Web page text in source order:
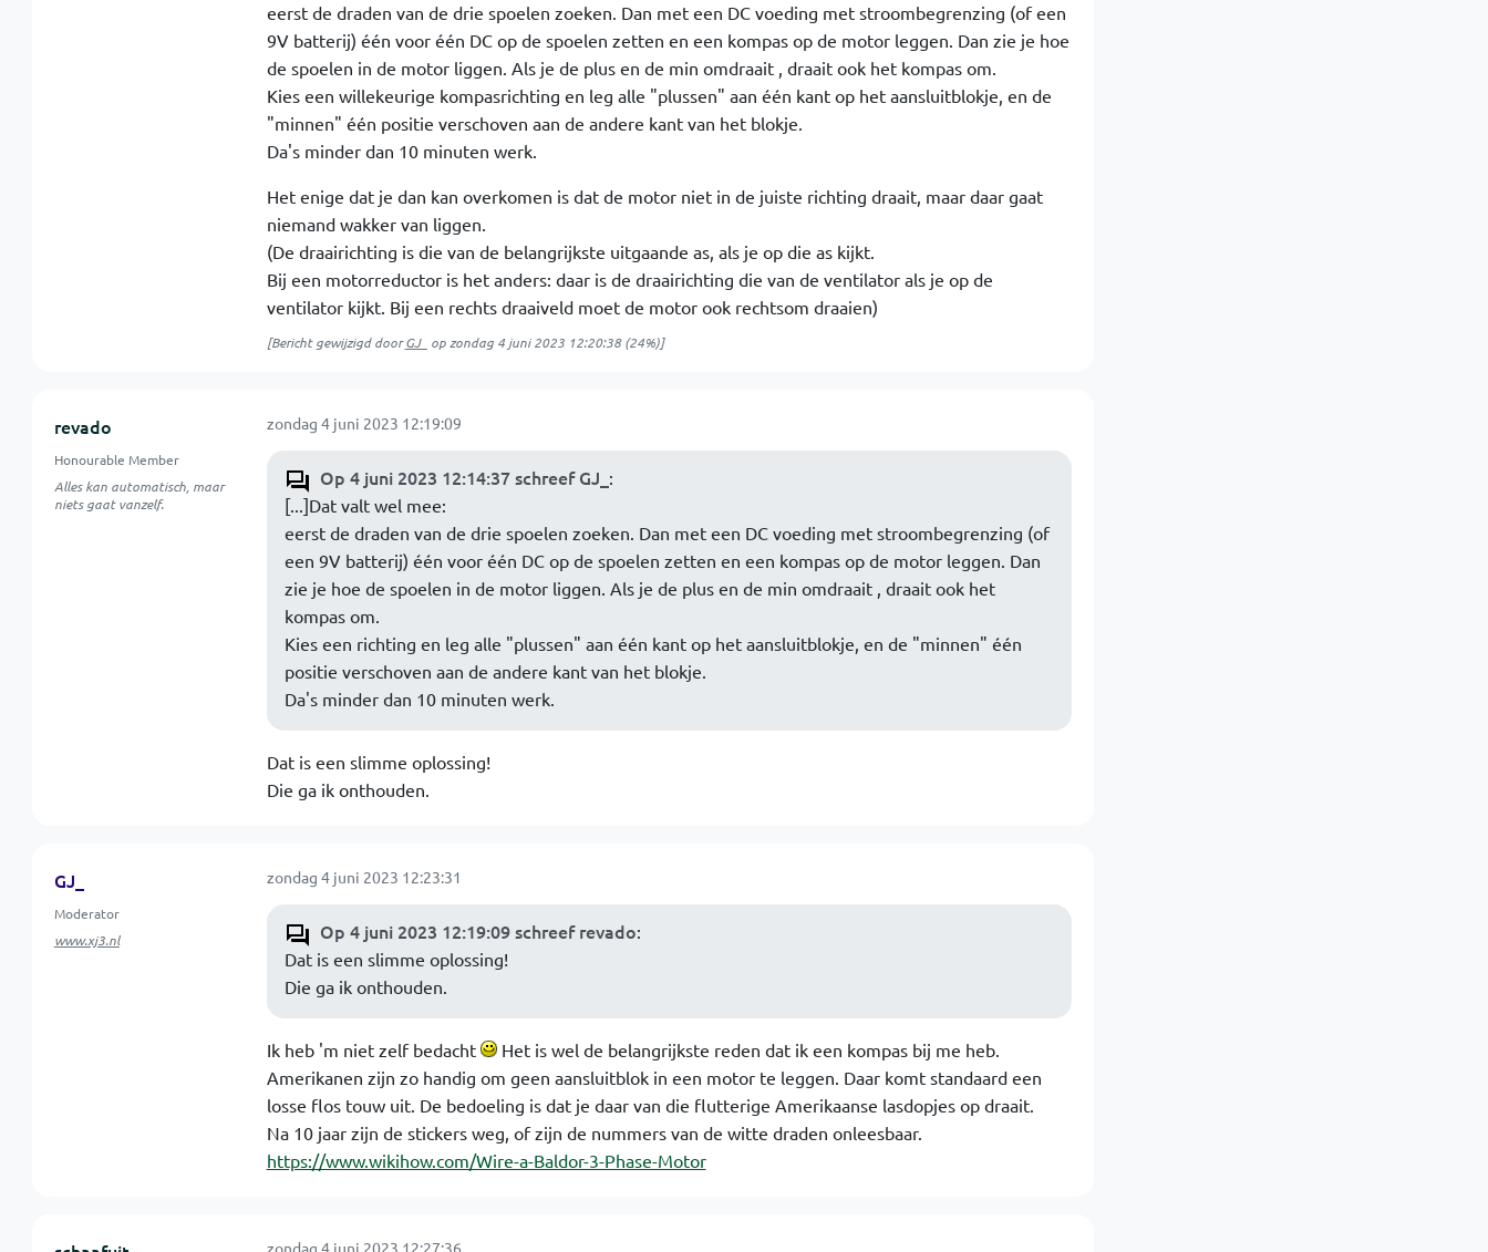
eerst de draden van de drie spoelen zoeken. Dan met een DC voeding met stroombegrenzing (of een
9V batterij) één voor één DC op de spoelen zetten en een kompas op de motor leggen. Dan zie je hoe
de spoelen in de motor liggen. Als je de plus en de min omdraait , draait ook het kompas om.
Kies een willekeurige kompasrichting en leg alle "plussen" aan één kant op het aansluitblokje, en de
"minnen" één positie verschoven aan de andere kant van het blokje.
Da's minder dan 10 minuten werk.
Het enige dat je dan kan overkomen is dat de motor niet in de juiste richting draait, maar daar gaat
niemand wakker van liggen.
(De draairichting is die van de belangrijkste uitgaande as, als je op die as kijkt.
Bij een motorreductor is het anders: daar is de draairichting die van de ventilator als je op de
ventilator kijkt. Bij een rechts draaiveld moet de motor ook rechtsom draaien)
[Bericht gewijzigd doorGJ_ op zondag 4 juni 2023 12:20:38(24%)]
revado
Honourable Member
Alles kan automatisch, maar
niets gaat vanzelf.
zondag 4 juni 2023 12:19:09
Op 4 juni 2023 12:14:37 schreef GJ_ :
[...]Dat valt wel mee:
eerst de draden van de drie spoelen zoeken. Dan met een DC voeding met stroombegrenzing (of
een 9V batterij) één voor één DC op de spoelen zetten en een kompas op de motor leggen. Dan
zie je hoe de spoelen in de motor liggen. Als je de plus en de min omdraait , draait ook het
kompas om.
Kies een richting en leg alle "plussen" aan één kant op het aansluitblokje, en de "minnen" één
positie verschoven aan de andere kant van het blokje.
Da's minder dan 10 minuten werk.
Dat is een slimme oplossing!
Die ga ik onthouden.
GJ_
Moderator
www.xj3.nl
zondag 4 juni 2023 12:23:31
Op 4 juni 2023 12:19:09 schreef revado:
Dat is een slimme oplossing!
Die ga ik onthouden.
Ik heb 'm niet zelf bedacht
Het is wel de belangrijkste reden dat ik een kompas bij me heb.
Amerikanen zijn zo handig om geen aansluitblok in een motor te leggen. Daar komt standaard een
losse flos touw uit. De bedoeling is dat je daar van die flutterige Amerikaanse lasdopjes op draait.
Na 10 jaar zijn de stickers weg, of zijn de nummers van de witte draden onleesbaar.
https://www.wikihow.com/Wire-a-Baldor-3-Phase-Motor
zondag 4 juni 2023 12:27:36